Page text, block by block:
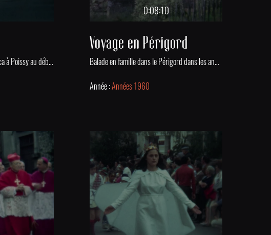
Réception d'une voiture Simca à Poissy au début des années 1960.
0:08:10
Voyage en Périgord
Balade en famille dans le Périgord dans les années 1960. Visite de plusieurs sites touristiques : Collonges-la-Rouge, Beaulieu-sur-Dordogne, Sarlat-la-Canéda, le Gouffre de Padirac, Rocamadour, Beynac, Domme et les Eyzies.
Année :Années 1960